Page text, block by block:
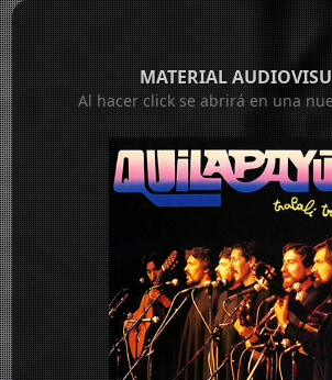
MATERIAL
Al hacer click se abrirá en una